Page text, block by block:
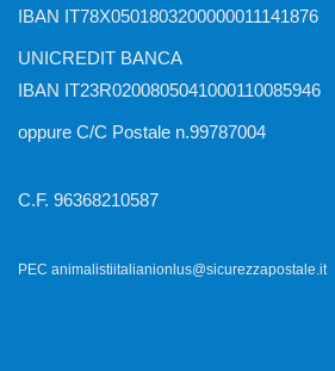
IBAN IT78X0501803200000011141876
UNICREDIT BANCA
IBAN IT23R0200805041000110085946
oppure C/C Postale n.99787004
C.F. 96368210587
PEC animalistiitalianionlus@sicurezzapostale.it